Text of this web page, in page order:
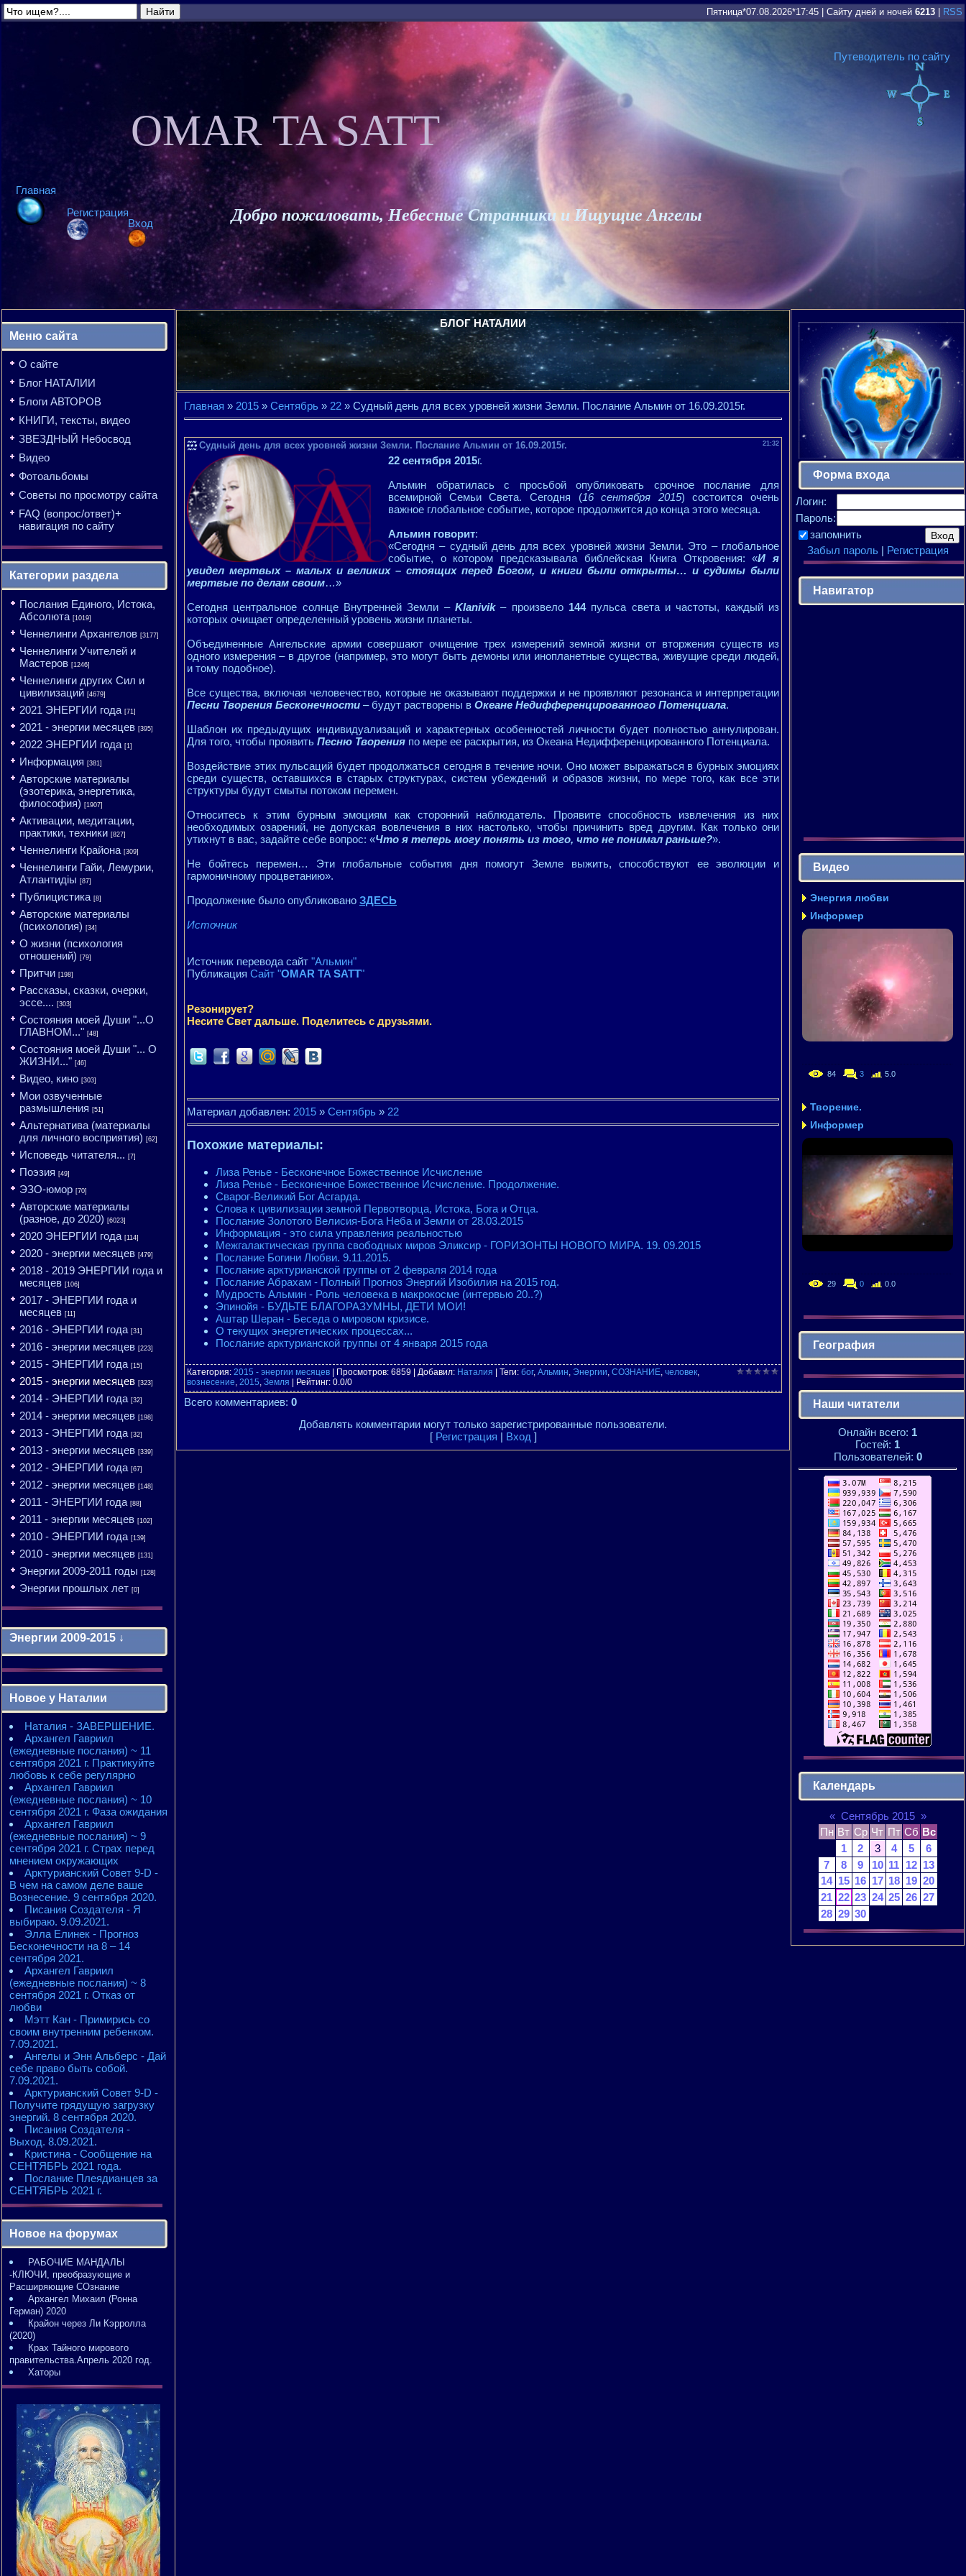
Пятница*07.08.2026*17:45 Сайту дней и ночей 6213 RSS
Путеводитель по сайту
Главная
Регистрация
Вход
OMAR TA SATT
Добро пожаловать, Небесные Странники и Ищущие Ангелы
Меню сайта
О сайте
Блог НАТАЛИИ
Блоги АВТОРОВ
КНИГИ, тексты, видео
ЗВЕЗДНЫЙ Небосвод
Видео
Фотоальбомы
Советы по просмотру сайта
FAQ (вопрос/ответ)+
навигация по сайту
Категории раздела
Послания Единого, Истока,
Абсолюта [1019]
Ченнелинги Архангелов [3177]
Ченнелинги Учителей и
Мастеров [1246]
Ченнелинги других Сил и
цивилизаций [4679]
2021 ЭНЕРГИИ года [71]
2021 - энергии месяцев [395]
2022 ЭНЕРГИИ года [1]
Информация [381]
Авторские материалы
(эзотерика, энергетика,
философия) [1907]
Активации, медитации,
практики, техники [827]
Ченнелинги Крайона [309]
Ченнелинги Гайи, Лемурии,
Атлантидіы [87]
Публицистика [8]
Авторские материалы
(психология) [34]
О жизни (психология
отношений) [79]
Притчи [198]
Рассказы, сказки, очерки,
эссе.... [303]
Состояния моей Души "...О
ГЛАВНОМ..." [48]
Состояния моей Души "... О
ЖИЗНИ..." [46]
Видео, кино [303]
Мои озвученные
размышления [51]
Альтернатива (материалы
для личного восприятия) [62]
Исповедь читателя... [7]
Поэзия [49]
ЭЗО-юмор [70]
Авторские материалы
(разное, до 2020) [6023]
2020 ЭНЕРГИИ года [114]
2020 - энергии месяцев [479]
2018 - 2019 ЭНЕРГИИ года и
месяцев [106]
2017 - ЭНЕРГИИ года и
месяцев [11]
2016 - ЭНЕРГИИ года [31]
2016 - энергии месяцев [223]
2015 - ЭНЕРГИИ года [15]
2015 - энергии месяцев [323]
2014 - ЭНЕРГИИ года [32]
2014 - энергии месяцев [198]
2013 - ЭНЕРГИИ года [32]
2013 - энергии месяцев [339]
2012 - ЭНЕРГИИ года [67]
2012 - энергии месяцев [148]
2011 - ЭНЕРГИИ года [88]
2011 - энергии месяцев [102]
2010 - ЭНЕРГИИ года [139]
2010 - энергии месяцев [131]
Энергии 2009-2011 годы [128]
Энергии прошлых лет [0]
Энергии 2009-2015 ↓
2010 - энергии месяцев
2010 - ЭНЕРГИИ года
2011 - энергии месяцев
2011 - ЭНЕРГИИ года
2012 - энергии месяцев
2012 - ЭНЕРГИИ года
2013 - энергии месяцев
2013 - ЭНЕРГИИ года
2014 - энергии месяцев
2014 - ЭНЕРГИИ года
2015 - энергии месяцев
2015 - ЭНЕРГИИ года
Новое у Наталии
Наталия - ЗАВЕРШЕНИЕ.
Архангел Гавриил
(ежедневные послания) ~ 11
сентября 2021 г. Практикуйте
любовь к себе регулярно
Архангел Гавриил
(ежедневные послания) ~ 10
сентября 2021 г. Фаза ожидания
Архангел Гавриил
(ежедневные послания) ~ 9
сентября 2021 г. Страх перед
мнением окружающих
Арктурианский Совет 9-D -
В чем на самом деле ваше
Вознесение. 9 сентября 2020.
Писания Создателя - Я
выбираю. 9.09.2021.
Элла Елинек - Прогноз
Бесконечности на 8 – 14
сентября 2021.
Архангел Гавриил
(ежедневные послания) ~ 8
сентября 2021 г. Отказ от
любви
Мэтт Кан - Примирись со
своим внутренним ребенком.
7.09.2021.
Ангелы и Энн Альберс - Дай
себе право быть собой.
7.09.2021.
Арктурианский Совет 9-D -
Получите грядущую загрузку
энергий. 8 сентября 2020.
Писания Создателя -
Выход. 8.09.2021.
Кристина - Сообщение на
СЕНТЯБРЬ 2021 года.
Послание Плеядианцев за
СЕНТЯБРЬ 2021 г.
Новое на форумах
РАБОЧИЕ МАНДАЛЫ
-КЛЮЧИ, преобразующие и
Расширяющие СОзнание
Архангел Михаил (Ронна
Герман) 2020
Крайон через Ли Кэрролла
(2020)
Крах Тайного мирового
правительства.Апрель 2020 год.
Хаторы
БЛОГ НАТАЛИИ
Главная » 2015 » Сентябрь » 22 » Судный день для всех уровней жизни Земли. Послание Альмин от 16.09.2015г.
21:32
Судный день для всех уровней жизни Земли. Послание Альмин от 16.09.2015г.
22 сентября 2015г.
Альмин обратилась с просьбой опубликовать срочное послание для
всемирной Семьи Света. Сегодня (16 сентября 2015) состоится очень
важное глобальное событие, которое продолжится до конца этого месяца.
Альмин говорит:
«Сегодня – судный день для всех уровней жизни Земли. Это – глобальное
событие, о котором предсказывала библейская Книга Откровения: «И я
увидел мертвых – малых и великих – стоящих перед Богом, и книги были открыты… и судимы были
мертвые по делам своим…»
Сегодня центральное солнце Внутренней Земли – Klanivik– произвело 144пульса света и частоты, каждый из
которых очищает определенный уровень жизни планеты.
Объединенные Ангельские армии совершают очищение трех измерений земной жизни от вторжения существ из
одного измерения – в другое (например, это могут быть демоны или инопланетные существа, живущие среди людей,
и тому подобное).
Все существа, включая человечество, которые не оказывают поддержки и не проявляют резонанса и интерпретации
Песни Творения Бесконечности – будут растворены в Океане Недифференцированного Потенциала.
Шаблон их предыдущих индивидуализаций и характерных особенностей личности будет полностью аннулирован.
Для того, чтобы проявить Песню Творения по мере ее раскрытия, из Океана Недифференцированного Потенциала.
Воздействие этих пульсаций будет продолжаться сегодня в течение ночи. Оно может выражаться в бурных эмоциях
среди существ, оставшихся в старых структурах, систем убеждений и образов жизни, по мере того, как все эти
структуры будут смыты потоком перемен.
Относитесь к этим бурным эмоциям как сторонний наблюдатель. Проявите способность извлечения из них
необходимых озарений, не допуская вовлечения в них настолько, чтобы причинить вред другим. Как только они
утихнут в вас, задайте себе вопрос: «Что я теперь могу понять из того, что не понимал раньше?».
Не бойтесь перемен… Эти глобальные события дня помогут Земле выжить, способствуют ее эволюции и
гармоничному процветанию».
Продолжение было опубликовано ЗДЕСЬ
Источник
Источник перевода сайт "Альмин"
Публикация Сайт "OMAR TA SATT"
Резонирует?
Несите Свет дальше. Поделитесь с друзьями.
Материал добавлен: 2015 » Сентябрь » 22
Похожие материалы:
Лиза Ренье - Бесконечное Божественное Исчисление
Лиза Ренье - Бесконечное Божественное Исчисление. Продолжение.
Сварог-Великий Бог Асгарда.
Слова к цивилизации земной Первотворца, Истока, Бога и Отца.
Послание Золотого Велисия-Бога Неба и Земли от 28.03.2015
Информация - это сила управления реальностью
Межгалактическая группа свободных миров Эликсир - ГОРИЗОНТЫ НОВОГО МИРА. 19. 09.2015
Послание Богини Любви. 9.11.2015.
Послание арктурианской группы от 2 февраля 2014 года
Послание Абрахам - Полный Прогноз Энергий Изобилия на 2015 год.
Мудрость Альмин - Роль человека в макрокосме (интервью 20..?)
Эпинойя - БУДЬТЕ БЛАГОРАЗУМНЫ, ДЕТИ МОИ!
Аштар Шеран - Беседа о мировом кризисе.
О текущих энергетических процессах...
Послание арктурианской группы от 4 января 2015 года
Категория: 2015 - энергии месяцев Просмотров: 6859 | Добавил: Наталия Теги: бог, Альмин, Энергии, СОЗНАНИЕ, человек,
вознесение, 2015, Земля Рейтинг: 0.0/0
Всего комментариев: 0
Добавлять комментарии могут только зарегистрированные пользователи.
[ Регистрация | Вход ]
Форма входа
Логин:
Пароль:
запомнить
Забыл пароль| Регистрация
Навигатор
Видео
Энергия любви
Информер
84 3 5.0
Творение.
Информер
29 0 0.0
География
Наши читатели
Онлайн всего: 1
Гостей: 1
Пользователей: 0
Календарь
« Сентябрь 2015 »
Пн Вт Ср Чт Пт Сб Вс
1
2 3 4 5
6
7
8 9 10 11 12 13
14 15 16 17 18 19 20
21 22 23 24 25 26 27
28 29 30